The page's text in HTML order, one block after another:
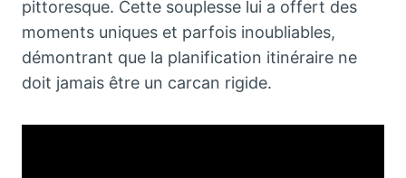
pittoresque. Cette souplesse lui a offert des
moments uniques et parfois inoubliables,
démontrant que la planification itinéraire ne
doit jamais être un carcan rigide.